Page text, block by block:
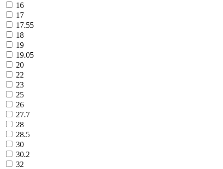
16
17
17.55
18
19
19.05
20
22
23
25
26
27.7
28
28.5
30
30.2
32